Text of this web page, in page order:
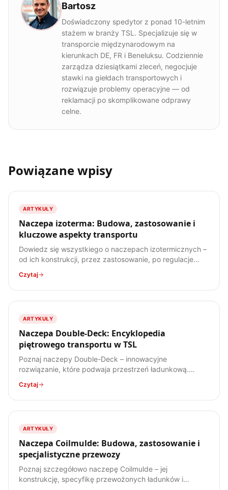
Bartosz
Doświadczony spedytor z ponad 10-letnim
stażem w branży TSL. Specjalizuje się w
transporcie międzynarodowym na
kierunkach DE, FR i Beneluksu. Codziennie
zarządza dziesiątkami zleceń, negocjuje
stawki na giełdach transportowych i
rozwiązuje problemy operacyjne — od
reklamacji po skomplikowane odprawy
celne.
Powiązane wpisy
ARTYKUŁY
Naczepa izoterma: Budowa, zastosowanie i
kluczowe aspekty transportu
Dowiedz się wszystkiego o naczepach izotermicznych –
od ich konstrukcji, przez zastosowanie, po regulacje
wrażliwych na temperaturę.
Czytaj
ARTYKUŁY
Naczepa Double-Deck: Encyklopedia
piętrowego transportu w TSL
Poznaj naczepy Double-Deck – innowacyjne
rozwiązanie, które podwaja przestrzeń ładunkową.
do jakich ładunków są najlepiej przystosowane.
Czytaj
ARTYKUŁY
Naczepa Coilmulde: Budowa, zastosowanie i
specjalistyczne przewozy
Poznaj szczegółowo naczepę Coilmulde – jej
konstrukcję, specyfikę przewożonych ładunków i